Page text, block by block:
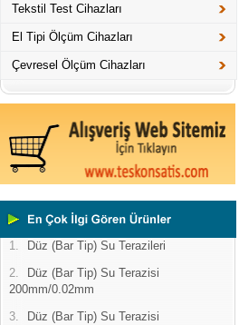
Tekstil Test Cihazları
El Tipi Ölçüm Cihazları
Çevresel Ölçüm Cihazları
1.
Düz (Bar Tip) Su Terazileri
2.
Düz (Bar Tip) Su Terazisi
200mm/0.02mm
3.
Düz (Bar Tip) Su Terazisi